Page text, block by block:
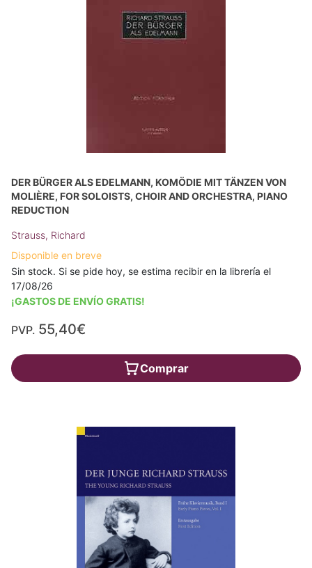
DER BÜRGER ALS EDELMANN, KOMÖDIE MIT TÄNZEN VON
MOLIÈRE, FOR SOLOISTS, CHOIR AND ORCHESTRA, PIANO
REDUCTION
Strauss, Richard
Disponible en breve
Sin stock. Si se pide hoy, se estima recibir en la librería el
17/08/26
¡GASTOS DE ENVÍO GRATIS!
PVP. 55,40€
Comprar